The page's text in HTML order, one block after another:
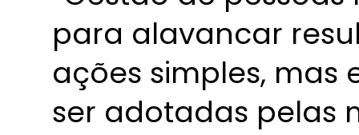
para alavancar
ações simples, mas
ser adotadas pelas